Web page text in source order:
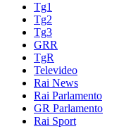
Tg1
Tg2
Tg3
GRR
TgR
Televideo
Rai News
Rai Parlamento
GR Parlamento
Rai Sport